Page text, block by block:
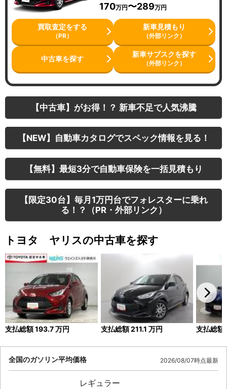
170万円〜289万円
買取査定をする
（PR）
新車見積もり
（外部リンク）
中古車を探す 新車サブスクを探す
（外部リンク）
【中古車】がお得！？ 新車不足で人気沸騰
【NEW】自動車カタログでスペック情報を見る！
【無料】最短3分で自動車保険を一括見積もり
【限定30台】毎月1万円台でフォレスターに乗れ
る！？（PR・外部リンク）
トヨタ ヤリスの中古車を探す
支払総額193.7万円 支払総額211.1 万円 支払総額
全国のガソリン平均価格 2026/08/07時点最新
レギュラー